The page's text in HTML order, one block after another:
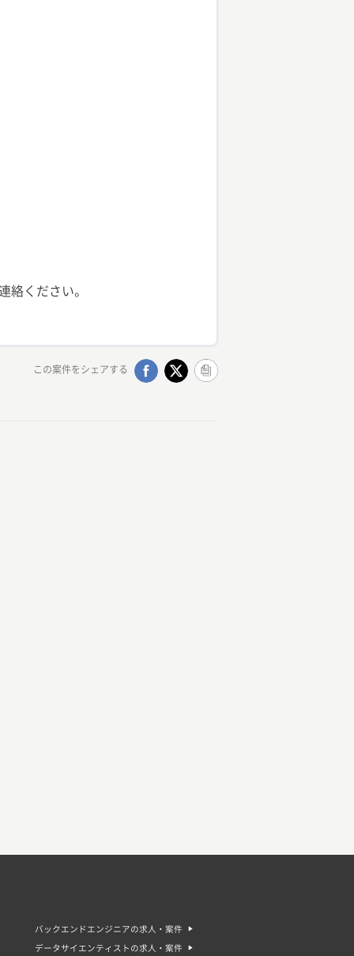
絡ください。
この案件をシェアする
バックエンドエンジニアの求人・案件
データサイエンティストの求人・案件